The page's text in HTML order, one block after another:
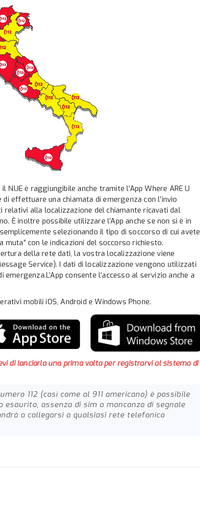
NUE è raggiungibile anche tramite l’App Where ARE U
effettuare una chiamata di emergenza con l’invio
relativi alla localizzazione del chiamante ricavati dal
È inoltre possibile utilizzare l’App anche se non si è in
selezionando il tipo di soccorso di cui avete
muta” con le indicazioni del soccorso richiesto.
della rete dati, la vostra localizzazione viene
Service). I dati di localizzazione vengono utilizzati
consente l’accesso al servizio anche a
mobili iOS, Android e Windows Phone.
di lanciarla una prima volta per registrarvi al sistema di
112 (così come al 911 americano) è possibile
assenza di sim o mancanza di segnale
a collegarsi a qualsiasi rete telefonica